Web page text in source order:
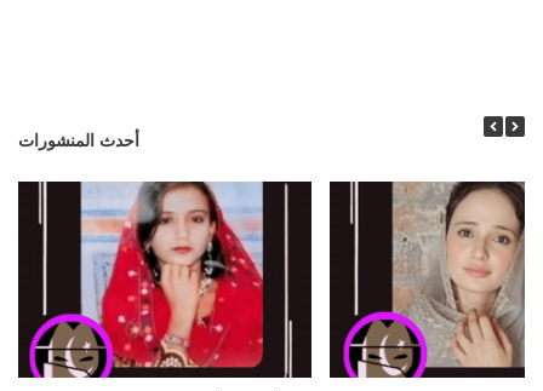
أحدث المنشورات